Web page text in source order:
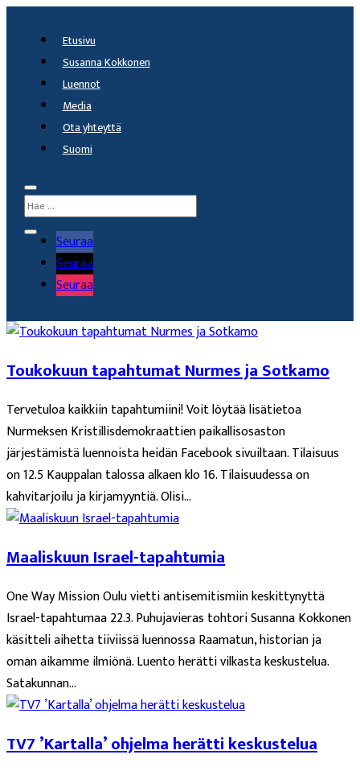
Etusivu
Susanna Kokkonen
Luennot
Media
Ota yhteyttä
Suomi
Seuraa
Seuraa
Seuraa
Toukokuun tapahtumat Nurmes ja Sotkamo
Tervetuloa kaikkiin tapahtumiini! Voit löytää lisätietoa
Nurmeksen Kristillisdemokraattien paikallisosaston
järjestämistä luennoista heidän Facebook sivuiltaan. Tilaisuus
on 12.5 Kauppalan talossa alkaen klo 16. Tilaisuudessa on
kahvitarjoilu ja kirjamyyntiä. Olisi...
Maaliskuun Israel-tapahtumia
One Way Mission Oulu vietti antisemitismiin keskittynyttä
Israel-tapahtumaa 22.3. Puhujavieras tohtori Susanna Kokkonen
käsitteli aihetta tiiviissä luennossa Raamatun, historian ja
oman aikamme ilmiönä. Luento herätti vilkasta keskustelua.
Satakunnan...
TV7 ’Kartalla’ ohjelma herätti keskustelua